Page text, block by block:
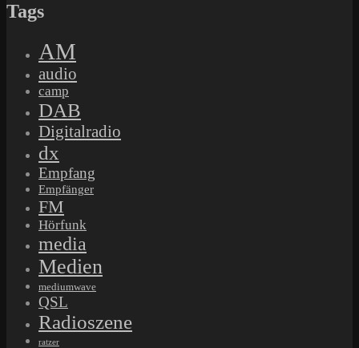
Tags
AM
audio
camp
DAB
Digitalradio
dx
Empfang
Empfänger
FM
Hörfunk
media
Medien
mediumwave
QSL
Radioszene
ratzer